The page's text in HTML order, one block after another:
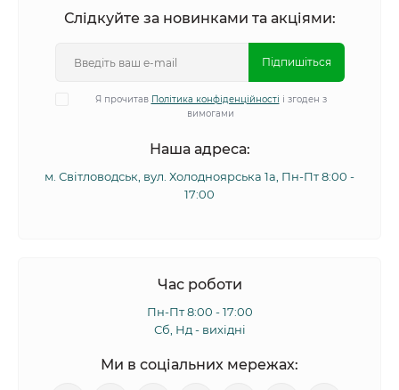
Слідкуйте за новинками та акціями:
Підпишіться
Я прочитав Політика конфіденційності і згоден з
вимогами
Наша адреса:
м. Світловодськ, вул. Холодноярська 1а, Пн-Пт 8:00 -
17:00
Час роботи
Пн-Пт 8:00 - 17:00
Сб, Нд - вихідні
Ми в соціальних мережах: